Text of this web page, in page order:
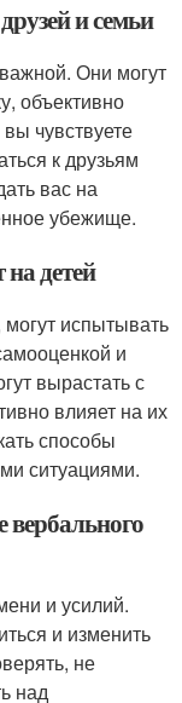
и семьи
Они могут
объективно
чувствуете
к друзьям
вас на
убежище.
детей
испытывать
и
вырастать с
влияет на их
способы
ситуациями.
вербального
и усилий.
и изменить
не
над